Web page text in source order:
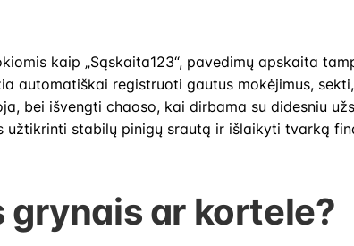
kaip „Sąskaita123“, pavedimų apskaita
automatiškai registruoti gautus mokėjimus,
bei išvengti chaoso, kai dirbama su didesniu
užtikrinti stabilų pinigų srautą ir išlaikyti tvarką
grynais ar kortele?